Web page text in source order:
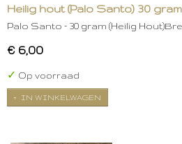
Heilig hout (Palo Santo) 30 gram
Palo Santo – 30 gram (Heilig
€ 6,00
✓ Op voorraad
IN WINKELWAGEN